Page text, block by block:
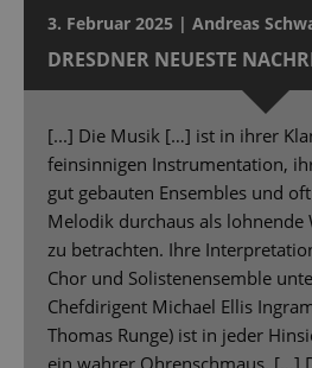
3. Februar 2025 | Andreas
DRESDNER NEUESTE
[...] Die Musik […] ist in ihrer
feinsinnigen Instrumentation,
gut gebauten Ensembles und
Melodik durchaus als lohnende
zu betrachten. Ihre
Chor und Solistenensemble
Chefdirigent Michael Ellis
Thomas Runge) ist in jeder
ein wahrer Ohrenschmaus. […]